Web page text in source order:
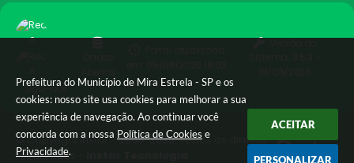
Prefeitura do Município de Mira Estrela - SP e os
cookies: nosso site usa cookies para melhorar a sua
experiência de navegação. Ao continuar você
concorda com a nossa Política de Cookies e
Privacidade.
ACEITAR
PERSONALIZAR
Siga-nos
© Copyright Instar - 2006-2026. Todos os direitos
reservados -